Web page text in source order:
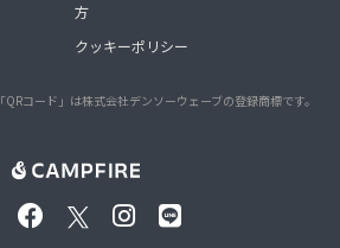
方
クッキーポリシー
「QRコード」は株式会社デンソーウェーブの登録商標です。